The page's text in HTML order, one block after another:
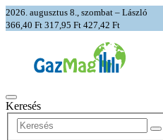
2026. augusztus 8., szombat – László
366,40 Ft 317,95 Ft 427,42 Ft
Keresés